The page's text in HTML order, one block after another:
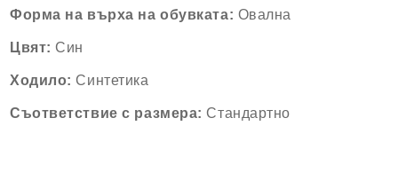
Форма на върха на обувката: Овална
Цвят:Син
Ходило:Синтетика
Съответствие с размера: Стандартно